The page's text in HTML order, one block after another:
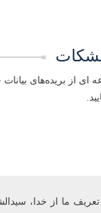
از بریده‌های
ما از خدا،